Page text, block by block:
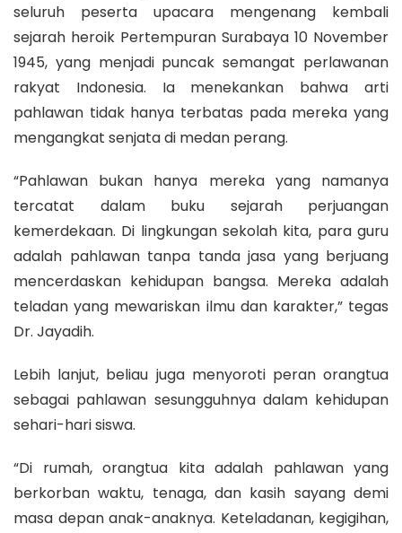
seluruh peserta upacara mengenang kembali
sejarah heroik Pertempuran Surabaya 10 November
1945, yang menjadi puncak semangat perlawanan
rakyat Indonesia. Ia menekankan bahwa arti
pahlawan tidak hanya terbatas pada mereka yang
mengangkat senjata di medan perang.
“Pahlawan bukan hanya mereka yang namanya
tercatat dalam buku sejarah perjuangan
kemerdekaan. Di lingkungan sekolah kita, para guru
adalah pahlawan tanpa tanda jasa yang berjuang
mencerdaskan kehidupan bangsa. Mereka adalah
teladan yang mewariskan ilmu dan karakter,” tegas
Dr. Jayadih.
Lebih lanjut, beliau juga menyoroti peran orangtua
sebagai pahlawan sesungguhnya dalam kehidupan
sehari-hari siswa.
“Di rumah, orangtua kita adalah pahlawan yang
berkorban waktu, tenaga, dan kasih sayang demi
masa depan anak-anaknya. Keteladanan, kegigihan,